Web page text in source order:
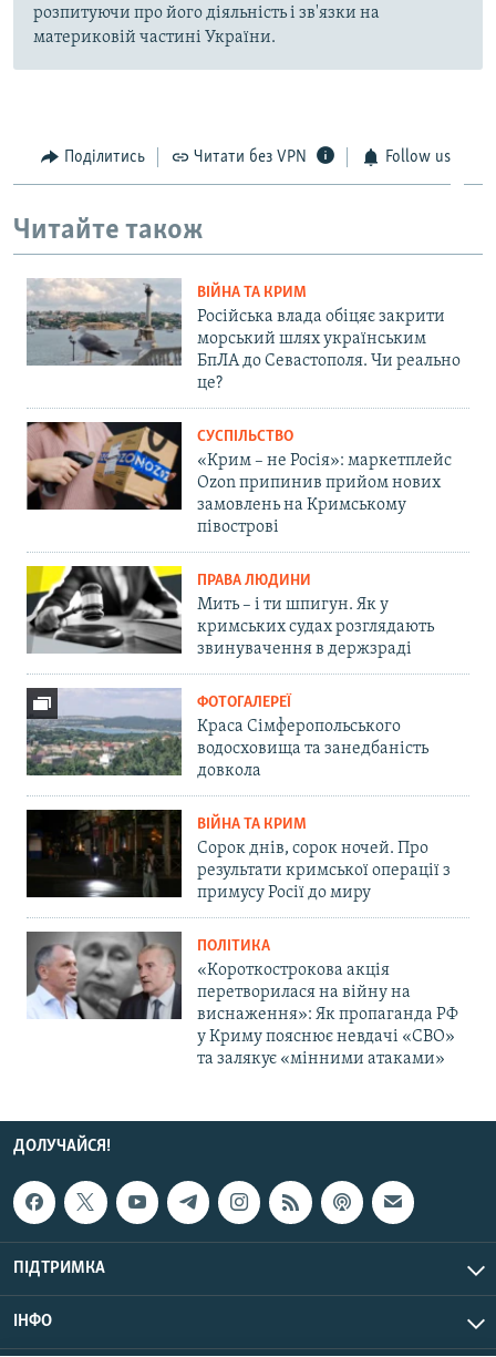
розпитуючи про його діяльність і зв'язки на
материковій частині України.
Поділитись Читати без VPN Follow us
Читайте також
ВІЙНА ТА КРИМ
Російська влада обіцяє закрити
морський шлях українським
БпЛА до Севастополя. Чи реально
це?
СУСПІЛЬСТВО
«Крим – не Росія»: маркетплейс
Ozon припинив прийом нових
замовлень на Кримському
півострові
ПРАВА ЛЮДИНИ
Мить – і ти шпигун. Як у
кримських судах розглядають
звинувачення в держзраді
ФОТОГАЛЕРЕЇ
Краса Сімферопольського
водосховища та занедбаність
довкола
ВІЙНА ТА КРИМ
Сорок днів, сорок ночей. Про
результати кримської операції з
примусу Росії до миру
ПОЛІТИКА
«Короткострокова акція
перетворилася на війну на
виснаження»: Як пропаганда РФ
у Криму пояснює невдачі «СВО»
та залякує «мінними атаками»
ДОЛУЧАЙСЯ!
ПІДТРИМКА
ІНФО